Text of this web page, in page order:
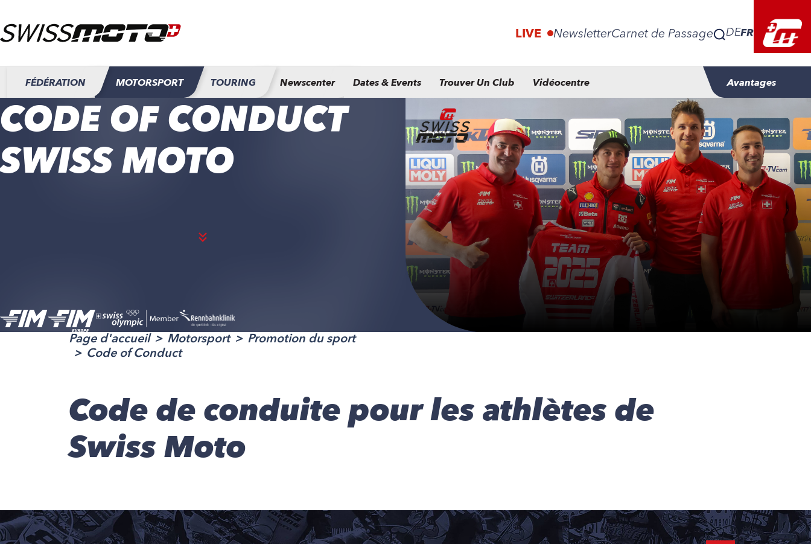
LIVE NewsletterCarnet de Passage DEFR
FÉDÉRATION MOTORSPORT TOURING Newscenter Dates & Events Trouver Un Club Vidéocentre Avantages
CODE OF CONDUCT
SWISS MOTO
Page d'accueil Motorsport
Promotion du sport
Code of Conduct
Code de conduite pour les athlètes de
Swiss Moto